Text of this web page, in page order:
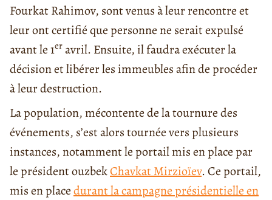
Fourkat Rahimov, sont venus à leur rencontre et
leur ont certifié que personne ne serait expulsé
avant le 1er avril. Ensuite, il faudra exécuter la
décision et libérer les immeubles afin de procéder
à leur destruction.
La population, mécontente de la tournure des
événements, s’est alors tournée vers plusieurs
instances, notamment le portail mis en place par
le président ouzbekChavkat Mirzioïev. Ce portail,
mis en placedurant la campagne présidentielle en